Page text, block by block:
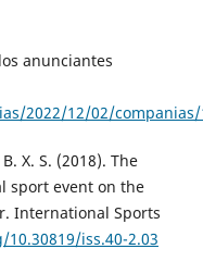
anunciantes
2022/12/02/companias/
X. S. (2018). The
sport event on the
International Sports
iss.40-2.03